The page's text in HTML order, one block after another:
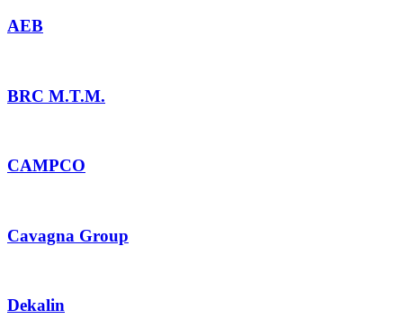
AEB
BRC M.T.M.
CAMPCO
Cavagna Group
Dekalin